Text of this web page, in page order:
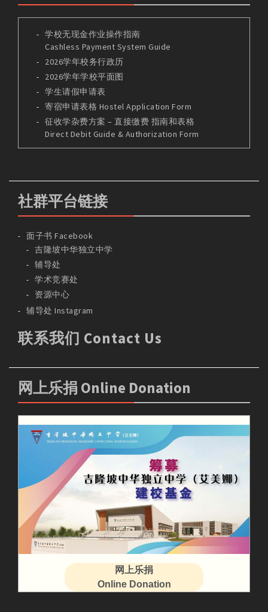
学校无现金作业操作指南
Cashless Payment System Guide
2026学年校务行政历
2026学年学校平面图
学生请假申请表
寄宿申请表格 Hostel Application Form
征收学杂费方案 – 直接缴费 指南和表格
Direct Debit Guide & Authorization Form
社群平台链接
面子书 Facebook
吉隆坡中华独立中学
辅导处
学术竞赛处
资源中心
辅导处 Instagram
联系我们 Contact Us
网上乐捐 Online Donation
网上乐捐
Online Donation